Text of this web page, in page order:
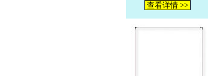
查看详情 >>